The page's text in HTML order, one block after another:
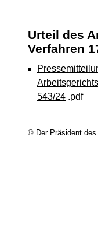
Urteil des
Verfahren
543/24 .pdf
© Der Präsident